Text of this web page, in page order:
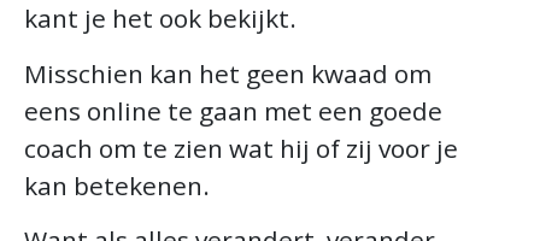
kant je het ook bekijkt.
Misschien kan het geen kwaad om
eens online te gaan met een goede
coach om te zien wat hij of zij voor je
kan betekenen.